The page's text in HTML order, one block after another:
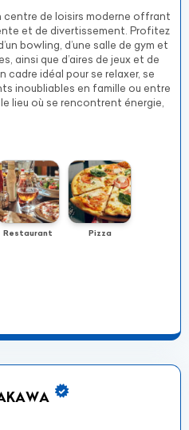
centre de loisirs moderne offrant
et de divertissement. Profitez
bowling, d’une salle de gym et
ainsi que d’aires de jeux et de
idéal pour se relaxer, se
inoubliables en famille ou entre
le lieu où se rencontrent énergie,
Restaurant Pizza